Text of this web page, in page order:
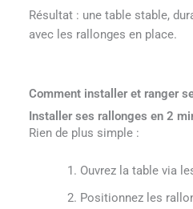
Résultat : une table stable,
avec les rallonges en place.
Comment installer et ranger
Installer ses rallonges en 2
Rien de plus simple :
Ouvrez la table via
Positionnez les